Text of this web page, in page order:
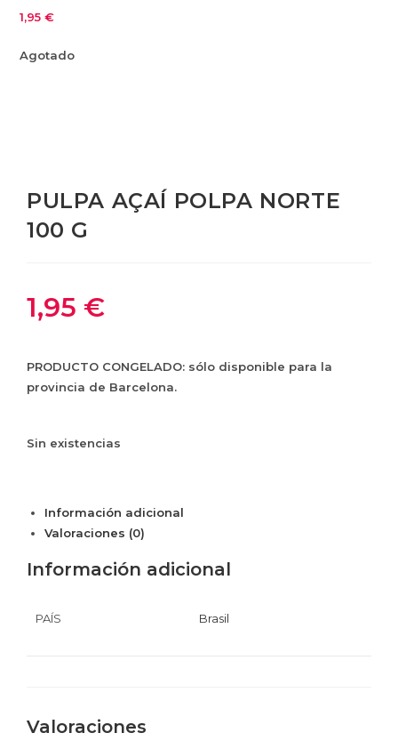
1,95€
Agotado
PULPA AÇAÍ POLPA NORTE
100 G
1,95 €
PRODUCTO CONGELADO: sólo disponible para la
provincia de Barcelona.
Sin existencias
Información adicional
Valoraciones (0)
Información adicional
PAÍS Brasil
Valoraciones